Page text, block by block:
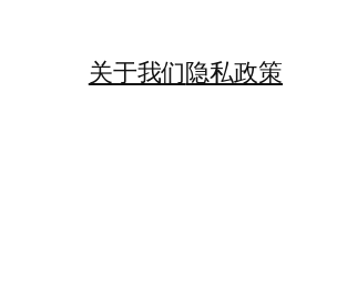
关于我们隐私政策